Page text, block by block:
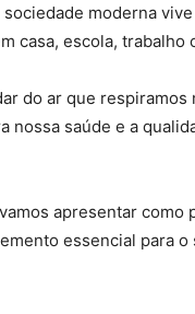
sociedade moderna
casa, escola, trabalho
do ar que respiramos
nossa saúde e a
apresentar como
essencial para o